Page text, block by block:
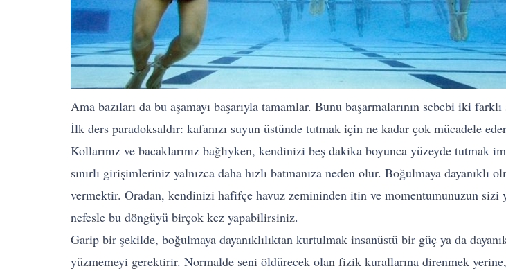
Ama bazıları da bu aşamayı başarıyla tamamlar. Bunu başarmalarının sebebi iki
İlk ders paradoksaldır: kafanızı suyun üstünde tutmak için ne kadar çok mücadele
Kollarınız ve bacaklarınız bağlıyken, kendinizi beş dakika boyunca yüzeyde tutmak
sınırlı girişimleriniz yalnızca daha hızlı batmanıza neden olur. Boğulmaya
vermektir. Oradan, kendinizi hafifçe havuz zemininden itin ve momentumunuzun sizi
nefesle bu döngüyü birçok kez yapabilirsiniz.
Garip bir şekilde, boğulmaya dayanıklılıktan kurtulmak insanüstü bir güç ya da
yüzmemeyi gerektirir. Normalde seni öldürecek olan fizik kurallarına direnmek